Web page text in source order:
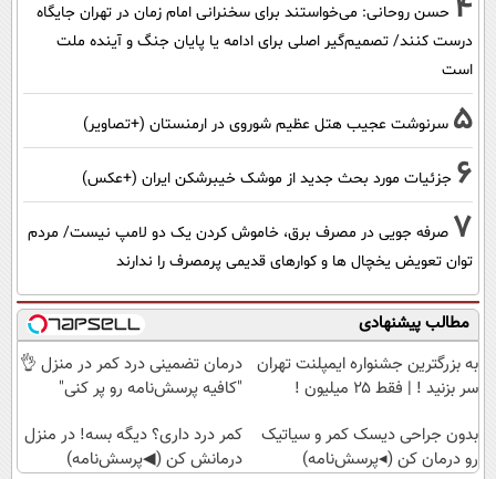
حسن روحانی: می‌خواستند برای سخنرانی امام زمان در تهران جایگاه
درست کنند/ تصمیم‌گیر اصلی برای ادامه یا پایان جنگ و آینده ملت
است
5 سرنوشت عجیب هتل عظیم شوروی در ارمنستان (+تصاویر)
6 جزئیات مورد بحث جدید از موشک خیبرشکن ایران (+عکس)
7 صرفه جویی در مصرف برق، خاموش کردن یک دو لامپ نیست/ مردم
توان تعویض یخچال ها و کوارهای قدیمی پرمصرف را ندارند
مطالب پیشنهادی
به بزرگترین جشنواره ایمپلنت تهران
سر بزنید ! | فقط ۲۵ میلیون !
درمان تضمینی درد کمر در منزل 👌
"کافیه پرسش‌نامه رو پر کنی"
بدون جراحی دیسک کمر و سیاتیک
رو درمان کن (◂پرسش‌نامه)
کمر درد داری؟ دیگه بسه! در منزل
درمانش کن (◀پرسش‌نامه)